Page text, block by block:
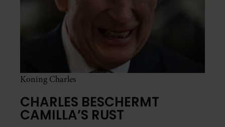
Koning Charles
CHARLES BESCHERMT
CAMILLA’S RUST